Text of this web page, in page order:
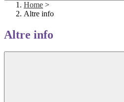
Home >
Altre info
Altre info